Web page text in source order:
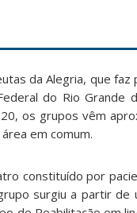
da Alegria, que
do Rio
os grupos vêm
em comum.
constituído por
surgiu a partir